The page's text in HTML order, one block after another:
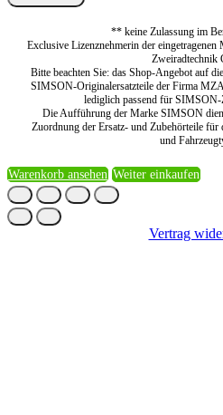
** keine Zulassung im
Exclusive Lizenznehmerin der
Zweiradtechnik
Bitte beachten Sie: das Shop-Angebot auf
SIMSON-Originalersatzteile der Firma
lediglich passend für SIMSON-
Die Aufführung der Marke SIMSON
Zuordnung der Ersatz- und Zubehörteile für
und
Warenkorb ansehen Weiter einkaufen
Vertrag